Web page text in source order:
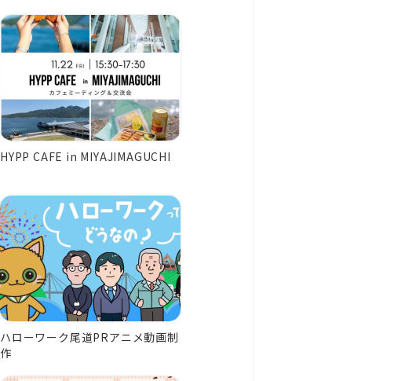
HYPP CAFE in MIYAJIMAGUCHI
ハローワーク尾道PRアニメ動画制
作